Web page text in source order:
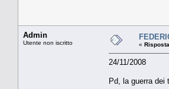
Admin
Utente non iscritto «
24/11/2008
Pd, la guerra dei